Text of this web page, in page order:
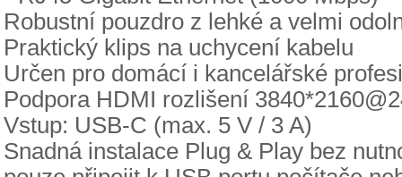
Robustní pouzdro z lehké a velmi
Praktický klips na uchycení kabelu
Určen pro domácí i kancelářské
Podpora HDMI rozlišení
Vstup: USB-C (max. 5 V / 3 A)
Snadná instalace Plug & Play bez